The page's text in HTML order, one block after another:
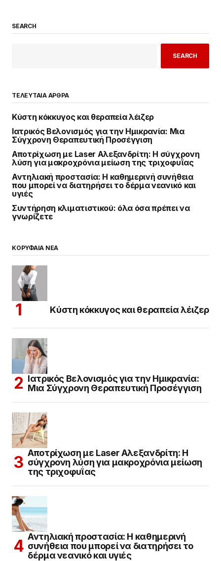
SEARCH
SEARCH
ΤΕΛΕΥΤΑΙΑ ΑΡΘΡΑ
Κύστη κόκκυγος και θεραπεία λέιζερ
Ιατρικός Βελονισμός για την Ημικρανία: Μια
Σύγχρονη Θεραπευτική Προσέγγιση
Αποτρίχωση με Laser Αλεξανδρίτη: Η σύγχρονη
λύση για μακροχρόνια μείωση της τριχοφυΐας
Αντηλιακή προστασία: Η καθημερινή συνήθεια
που μπορεί να διατηρήσει το δέρμα νεανικό και
υγιές
Συντήρηση κλιματιστικού: όλα όσα πρέπει να
γνωρίζετε
ΚΟΡΥΦΑΙΑ ΝΕΑ
Κύστη κόκκυγος και θεραπεία λέιζερ
Ιατρικός Βελονισμός για την Ημικρανία:
Μια Σύγχρονη Θεραπευτική Προσέγγιση
Αποτρίχωση με Laser Αλεξανδρίτη: Η
σύγχρονη λύση για μακροχρόνια μείωση
της τριχοφυΐας
Αντηλιακή προστασία: Η καθημερινή
συνήθεια που μπορεί να διατηρήσει το
δέρμα νεανικό και υγιές